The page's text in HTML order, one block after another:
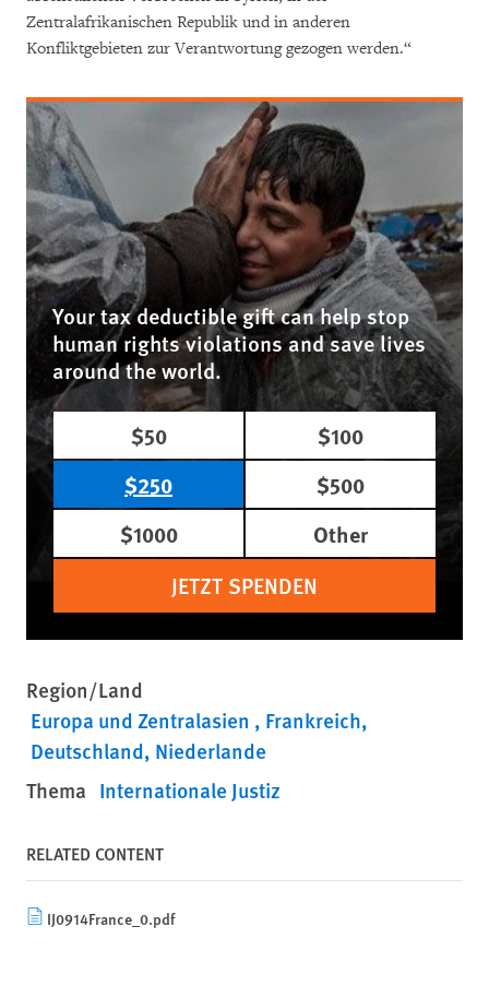
Zentralafrikanischen Republik und in anderen
Konfliktgebieten zur Verantwortung gezogen werden.“
Your tax deductible gift can help stop
human rights violations and save lives
around the world.
$50
$100
$250
$500
$1000
Other
JETZT SPENDEN
Region/Land
Europa und Zentralasien
Frankreich
Deutschland Niederlande
Thema Internationale Justiz
RELATED CONTENT
IJ0914France_0.pdf